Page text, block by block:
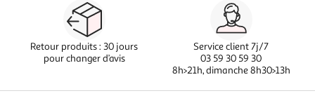
Retour produits : 30 jours
pour changer d’avis
Service client 7j/7
03 59 30 59 30
8h>21h, dimanche 8h30>13h